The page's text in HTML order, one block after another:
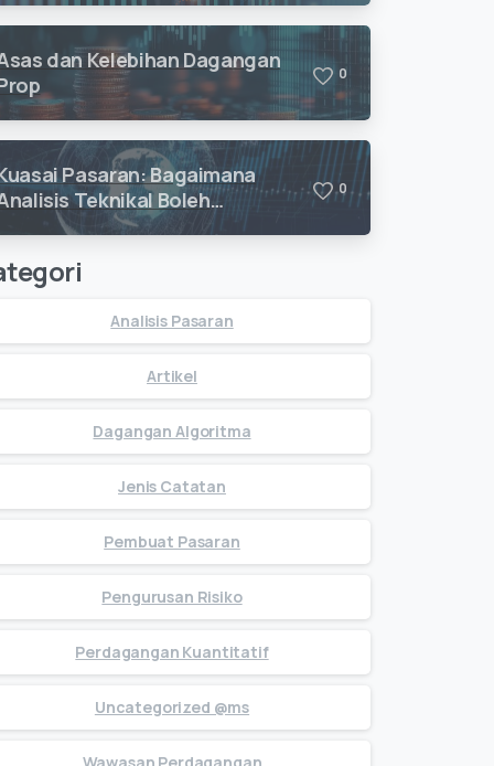
Vision Quant?
dan Kelebihan Dagangan
0
Pasaran: Bagaimana
Teknikal Boleh
Kejayaan
0
Analisis Pasaran
Artikel
Dagangan Algoritma
Jenis Catatan
Pembuat Pasaran
Pengurusan Risiko
Perdagangan Kuantitatif
Uncategorized @ms